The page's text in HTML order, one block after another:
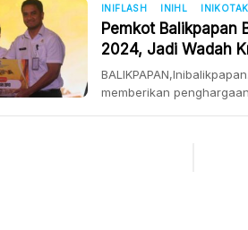
INIFLASH INIHL
Pemkot Balikpapan
2024, Jadi Wadah
memberikan